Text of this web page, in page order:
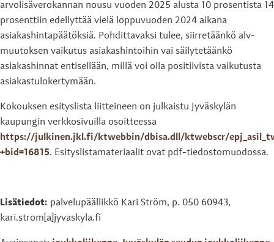
arvolisäverokannan nousu vuoden 2025 alusta 10 prosentista 14
prosenttiin edellyttää vielä loppuvuoden 2024 aikana
asiakashintapäätöksiä. Pohdittavaksi tulee, siirretäänkö alv-
muutoksen vaikutus asiakashintoihin vai säilytetäänkö
asiakashinnat entisellään, millä voi olla positiivista vaikutusta
asiakastulokertymään.
Kokouksen esityslista liitteineen on julkaistu Jyväskylän
kaupungin verkkosivuilla osoitteessa
https://julkinen.jkl.fi/ktwebbin/dbisa.dll/ktwebscr/
+bid=16815. Esityslistamateriaalit ovat pdf-tiedostomuodossa.
Lisätiedot: palvelupäällikkö Kari Ström, p. 050 60943,
kari.strom[a]jyvaskyla.fi